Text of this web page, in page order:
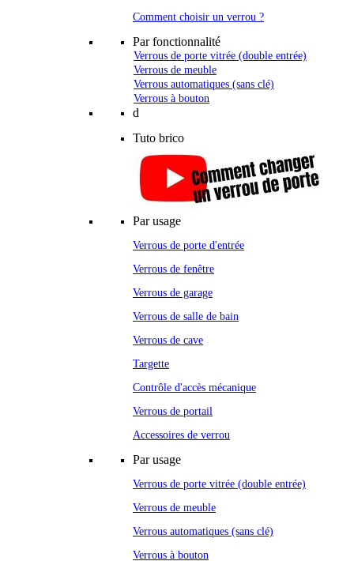
Comment choisir un verrou ?
Par fonctionnalité
Verrous de porte vitrée (double entrée)
Verrous de meuble
Verrous automatiques (sans clé)
Verrous à bouton
d
Tuto brico
Par usage
Verrous de porte d'entrée
Verrous de fenêtre
Verrous de garage
Verrous de salle de bain
Verrous de cave
Targette
Contrôle d'accès mécanique
Verrous de portail
Accessoires de verrou
Par usage
Verrous de porte vitrée (double entrée)
Verrous de meuble
Verrous automatiques (sans clé)
Verrous à bouton